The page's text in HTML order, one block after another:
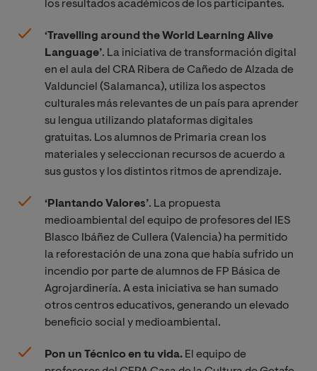
los resultados académicos de los participantes.
‘Travelling around the World Learning Alive
Language’. La iniciativa de transformación digital
en el aula del CRA Ribera de Cañedo de Alzada de
Valdunciel (Salamanca), utiliza los aspectos
culturales más relevantes de un país para aprender
su lengua utilizando plataformas digitales
gratuitas. Los alumnos de Primaria crean los
materiales y seleccionan recursos de acuerdo a
sus gustos y los distintos ritmos de aprendizaje.
‘Plantando Valores’. La propuesta
medioambiental del equipo de profesores del IES
Blasco Ibáñez de Cullera (Valencia) ha permitido
la reforestación de una zona que había sufrido un
incendio por parte de alumnos de FP Básica de
Agrojardinería. A esta iniciativa se han sumado
otros centros educativos, generando un elevado
beneficio social y medioambiental.
Pon un Técnico en tu vida. El equipo de